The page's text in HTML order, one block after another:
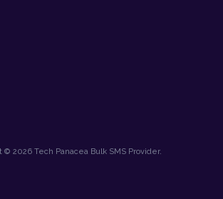
© 2026 Tech Panacea Bulk SMS Provider.